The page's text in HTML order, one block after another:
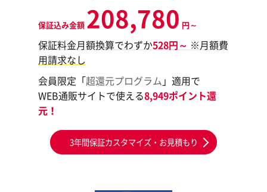
保証込み金額 208,780 円～
保証料金月額換算でわずか528円～ ※月額費
用請求なし
会員限定「超還元プログラム 」適用で
WEB通販サイトで使える8,949ポイント還
元！
3年間保証カスタマイズ・お見積もり